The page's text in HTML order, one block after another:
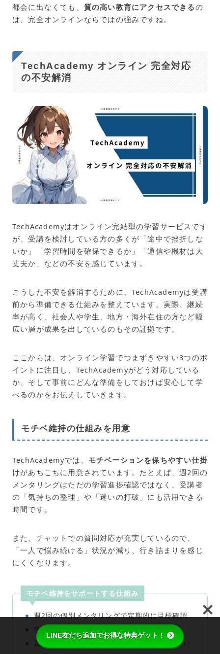
都会に出なくても、 質の高い教育にアクセスできるの
は、完全オンラインならではの強みですね。
TechAcademy オンライン 完全対応
の不安解消
TechAcademyはオンライン完結型の学習サービスです
が、受講を検討している方の多くが「途中で挫折しな
いか」「学習時間を確保できるか」「通信や機材は大
丈夫か」などの不安を感じています。
こうした不安を解消するために、TechAcademyは受講
前から準備できる仕組みを整えています。実際、継続
率が高く、社会人や学生、地方・海外在住の方など幅
広い層が成果を出しているのもその証拠です。
ここからは、オンライン学習でつまずきやすい3つのポ
イントに注目し、TechAcademyがどう対応している
か、そして事前にどんな準備をしておけば安心して学
べるのかをお伝えしていきます。
モチベ維持の仕組みを用意
TechAcademyでは、 モチベーションを保ちやすい仕掛
けがあちこちに用意されています。たとえば、週2回の
メンタリングはただの学習進捗確認ではなく、受講者
の「気持ちの整理」や「迷いの打破」にも活用できる
時間です。
また、チャットでの質問対応が充実しているので、
「一人で悩み続ける」状況が減り、行き詰まりを感じ
にくくなります。
モチベ維持をサポートする仕組み
週2回の個別メンタリングで定期的に目標確認
学習進捗をSlackで共有しながら記録できる
質問対応が充実していて、孤独感を感じにくい
LINE友だち追加でお得な特典ゲット！